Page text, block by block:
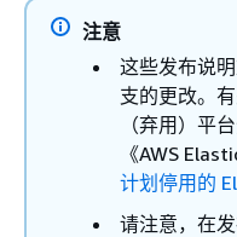
注意
这些发布说
支的更改。
（弃用）平
《AWS
计划停用的
请注意，在